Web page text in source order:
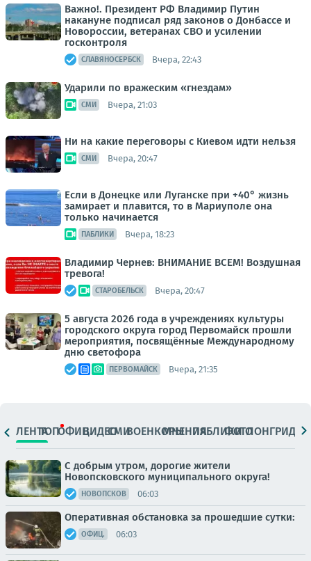
Важно!. Президент РФ Владимир Путин
накануне подписал ряд законов о Донбассе и
Новороссии, ветеранах СВО и усилении
госконтроля
СЛАВЯНОСЕРБСК Вчера, 22:43
Ударили по вражеским «гнездам»
СМИ Вчера, 21:03
Ни на какие переговоры с Киевом идти нельзя
СМИ Вчера, 20:47
Если в Донецке или Луганске при +40° жизнь
замирает и плавится, то в Мариуполе она
только начинается
ПАБЛИКИ Вчера, 18:23
Владимир Чернев: ВНИМАНИЕ ВСЕМ! Воздушная
тревога!
СТАРОБЕЛЬСК Вчера, 20:47
5 августа 2026 года в учреждениях культуры
городского округа город Первомайск прошли
мероприятия, посвящённые Международному
дню светофора
ПЕРВОМАЙСК Вчера, 21:35
ЛЕНТАТОПОФИЦ.ВИДЕОСМИВОЕНКОРЫМНЕНИЯПАБЛИКИ
ФОТОЛОНГРИДЫ
С добрым утром, дорогие жители
Новопсковского муниципального округа!
НОВОПСКОВ 06:03
Оперативная обстановка за прошедшие сутки:
ОФИЦ. 06:03